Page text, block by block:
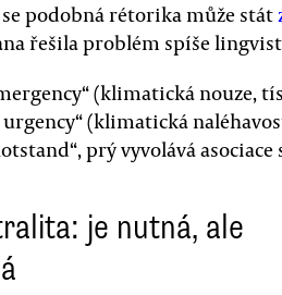
podobná rétorika může stát
řešila problém spíše
(klimatická nouze,
(klimatická
prý vyvolává
je nutná, ale